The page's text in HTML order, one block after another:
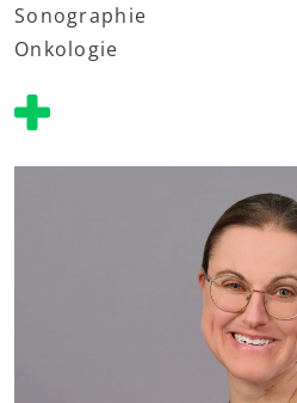
Sonographie
Onkologie